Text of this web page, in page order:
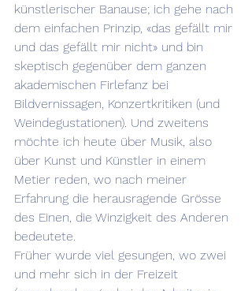
künstlerischer Banause; ich gehe nach
dem einfachen Prinzip, «das gefällt mir
und das gefällt mir nicht» und bin
skeptisch gegenüber dem ganzen
akademischen Firlefanz bei
Bildvernissagen, Konzertkritiken (und
Weindegustationen). Und zweitens
möchte ich heute über Musik, also
über Kunst und Künstler in einem
Metier reden, wo nach meiner
Erfahrung die herausragende Grösse
des Einen, die Winzigkeit des Anderen
bedeutete.
Früher wurde viel gesungen, wo zwei
und mehr sich in der Freizeit